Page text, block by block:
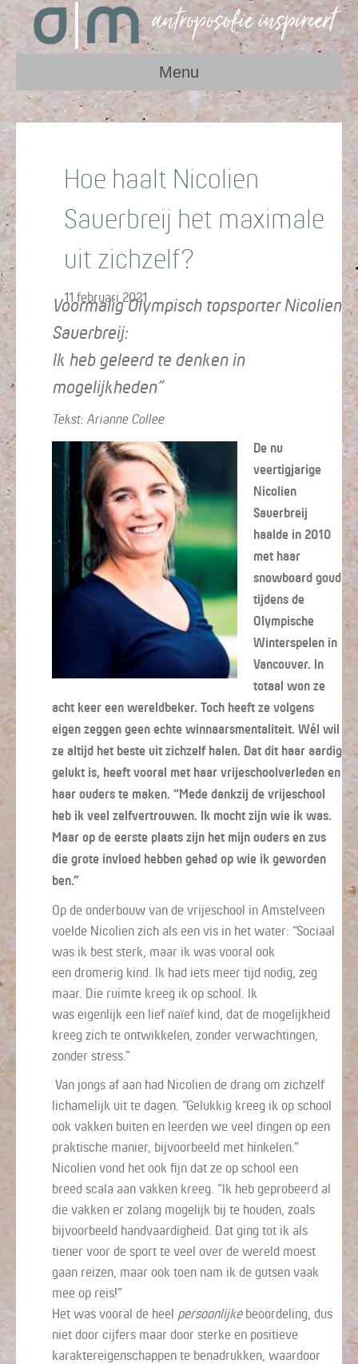
Menu
Hoe haalt Nicolien
Sauerbreij het maximale
uit zichzelf?
11 februari 2021
Voormalig Olympisch topsporter Nicolien
Sauerbreij:
Ik heb geleerd te denken in
mogelijkheden”
Tekst: Arianne Collee
De nu
veertigjarige
Nicolien
Sauerbreij
haalde in 2010
met haar
snowboard goud
tijdens de
Olympische
Winterspelen in
Vancouver. In
totaal won ze
acht keer een wereldbeker. Toch heeft ze volgens
eigen zeggen geen echte winnaarsmentaliteit. Wél wil
ze altijd het beste uit zichzelf halen. Dat dit haar aardig
gelukt is, heeft vooral met haar vrijeschoolverleden en
haar ouders te maken. “Mede dankzij de vrijeschool
heb ik veel zelfvertrouwen. Ik mocht zijn wie ik was.
Maar op de eerste plaats zijn het mijn ouders en zus
die grote invloed hebben gehad op wie ik geworden
ben.”
Op de onderbouw van de vrijeschool in Amstelveen
voelde Nicolien zich als een vis in het water: “Sociaal
was ik best sterk, maar ik was vooral ook
een dromerig kind. Ik had iets meer tijd nodig, zeg
maar. Die ruimte kreeg ik op school. Ik
was eigenlijk een lief naïef kind, dat de mogelijkheid
kreeg zich te ontwikkelen, zonder verwachtingen,
zonder stress.”
Van jongs af aan had Nicolien de drang om zichzelf
lichamelijk uit te dagen. “Gelukkig kreeg ik op school
ook vakken buiten en leerden we veel dingen op een
praktische manier bijvoorbeeld met hinkelen.”
Nicolien vond het ook fijn dat ze op school een
breed scala aan vakken kreeg. “Ik heb geprobeerd al
die vakken er zolang mogelijk bij te houden, zoals
bijvoorbeeld handvaardigheid. Dat ging tot ik als
tiener voor de sport te veel over de wereld moest
gaan reizen, maar ook toen nam ik de gutsen vaak
mee op reis!”
Het was vooral de heel persoonlijkebeoordeling, dus
niet door cijfers maar door sterke en positieve
karaktereigenschappen te benadrukken, waardoor